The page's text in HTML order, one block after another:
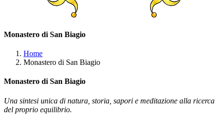
Monastero di San Biagio
Home
Monastero di San Biagio
Monastero di San Biagio
Una sintesi unica di natura, storia, sapori e meditazione alla ricerca
del proprio equilibrio.